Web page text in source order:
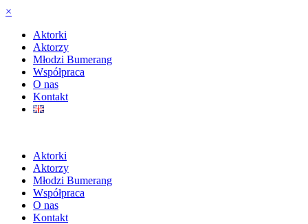
×
Aktorki
Aktorzy
Młodzi Bumerang
Współpraca
O nas
Kontakt
Aktorki
Aktorzy
Młodzi Bumerang
Współpraca
O nas
Kontakt